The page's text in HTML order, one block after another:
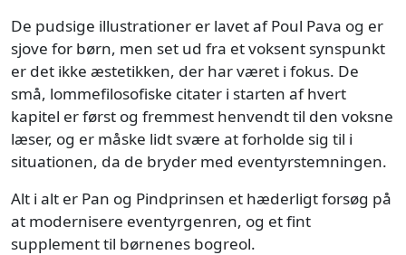
De pudsige illustrationer er lavet af Poul Pava og er
sjove for børn, men set ud fra et voksent synspunkt
er det ikke æstetikken, der har været i fokus. De
små, lommefilosofiske citater i starten af hvert
kapitel er først og fremmest henvendt til den voksne
læser, og er måske lidt svære at forholde sig til i
situationen, da de bryder med eventyrstemningen.
Alt i alt er Pan og Pindprinsen et hæderligt forsøg på
at modernisere eventyrgenren, og et fint
supplement til børnenes bogreol.